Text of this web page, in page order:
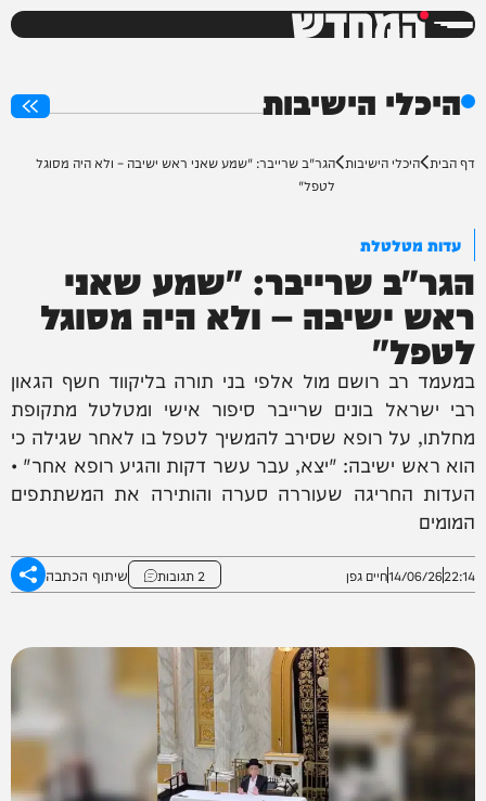
המחדש
היכלי הישיבות
דף הבית היכלי הישיבות הגר"ב שרייבר: "שמע שאני ראש ישיבה – ולא היה מסוגל
לטפל"
עדות מטלטלת
הגר"ב שרייבר: "שמע שאני
ראש ישיבה – ולא היה מסוגל
לטפל"
במעמד רב רושם מול אלפי בני תורה בליקווד חשף הגאון
רבי ישראל בונים שרייבר סיפור אישי ומטלטל מתקופת
מחלתו, על רופא שסירב להמשיך לטפל בו לאחר שגילה כי
הוא ראש ישיבה: "יצא, עבר עשר דקות והגיע רופא אחר" •
העדות החריגה שעוררה סערה והותירה את המשתתפים
המומים
22:14
14/06/26חיים גפן 2 תגובות שיתוף הכתבה